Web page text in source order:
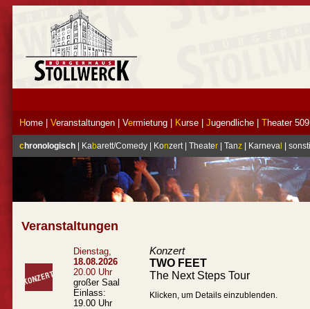
Home Veranstaltungen Vermietung Kurse Jugendliche Theater 509
chronologisch Kabarett/Comedy Konzert Theater Tanz Karneva sonsti
Veranstaltungen
Dienstag,
18.08.2026
20.00 Uhr
großer Saal
Einlass:
19.00 Uhr
Konzert
TWO FEET
The Next Steps Tour
Klicken, um Details einzublenden.